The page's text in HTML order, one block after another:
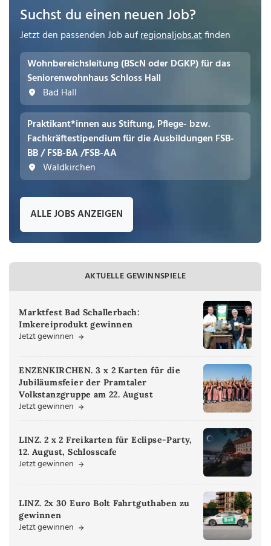
Suchst du einen neuen Job?
Jetzt den passenden Job aufregionaljobs.atfinden
Wohnbereichsleitung (BScN oder DGKP) für das
Seniorenwohnhaus Schloss Hall
Bad Hall
Praktikant*innen aus Stiftung, Pflege- bzw.
Fachkräftestipendium für die Ausbildungen FSB-
BB / FSB-BA /FSB-AA
Waldkirchen
ALLE JOBS ANZEIGEN
AKTUELLE GEWINNSPIELE
Marktfest Bad Schallerbach:
Imkereiprodukt gewinnen
Jetzt gewinnen
ENZENKIRCHEN. 3 x 2 Karten für die
Jubiläumsfeier der Pramtaler
Volkstanzgruppe am 22. August
Jetzt gewinnen
LINZ. 2 x 2 Freikarten für Eclipse-Party,
12. August, Schlosscafe
Jetzt gewinnen
LINZ. 2x 30 Euro Bolt Fahrtguthaben zu
gewinnen
Jetzt gewinnen